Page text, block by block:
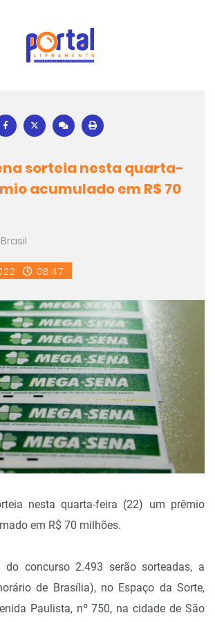
sorteia nesta quarta-
acumulado em R$ 70
08:47
nesta quarta-feira (22) um prêmio
em R$ 70 milhões.
do concurso 2.493 serão sorteadas, a
de Brasília), no Espaço da Sorte,
Paulista, nº 750, na cidade de São